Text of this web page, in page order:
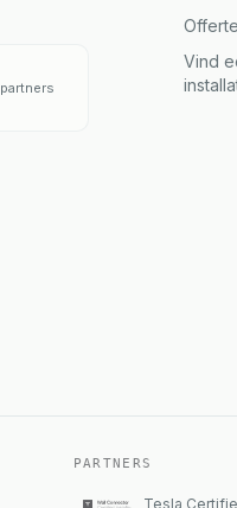
partners
Vind
PARTNERS
Tesla